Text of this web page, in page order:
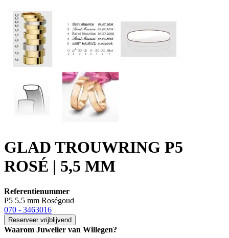
GLAD TROUWRING P5
ROSÉ | 5,5 MM
Referentienummer
P5 5.5 mm Roségoud
070 - 3463016
Reserveer vrijblijvend
Waarom Juwelier van Willegen?